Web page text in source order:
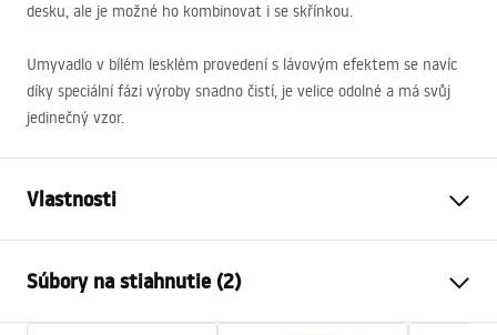
desku, ale je možné ho kombinovat i se skřínkou.
Umyvadlo v bílém lesklém provedení s lávovým efektem se navíc
díky speciální fázi výroby snadno čistí, je velice odolné a má svůj
jedinečný vzor.
Vlastnosti
Materiál
Farba
Imitácia kameňa
Súbory na stiahnutie (2)